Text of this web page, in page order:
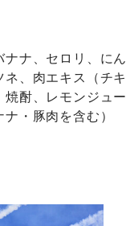
ナ、セロリ、にん
、肉エキス（チキ
酎、レモンジュー
・豚肉を含む）